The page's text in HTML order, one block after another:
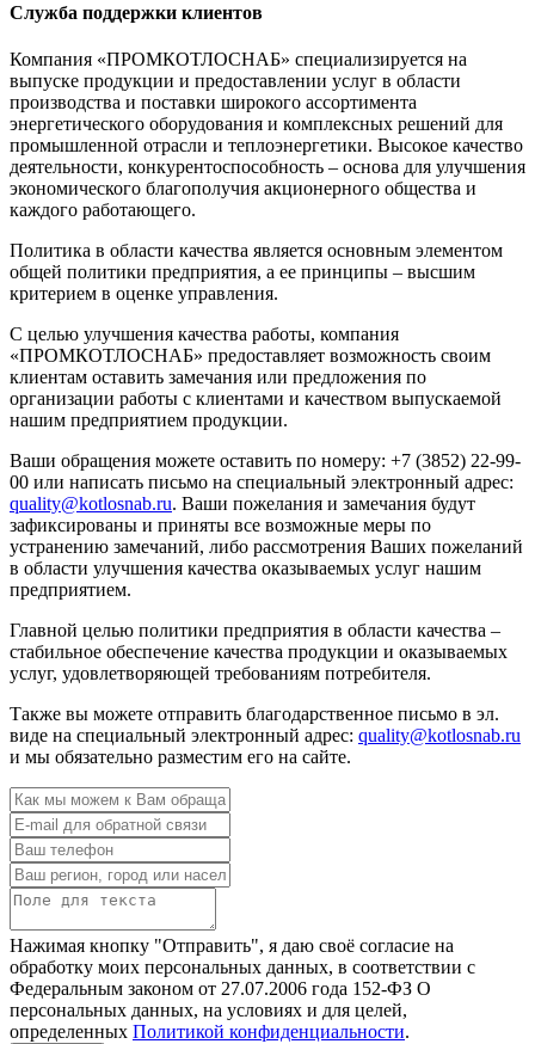
Служба поддержки клиентов
Компания «ПРОМКОТЛОСНАБ» специализируется на
выпуске продукции и предоставлении услуг в области
производства и поставки широкого ассортимента
энергетического оборудования и комплексных решений для
промышленной отрасли и теплоэнергетики. Высокое качество
деятельности, конкурентоспособность – основа для улучшения
экономического благополучия акционерного общества и
каждого работающего.
Политика в области качества является основным элементом
общей политики предприятия, а ее принципы – высшим
критерием в оценке управления.
С целью улучшения качества работы, компания
«ПРОМКОТЛОСНАБ» предоставляет возможность своим
клиентам оставить замечания или предложения по
организации работы с клиентами и качеством выпускаемой
нашим предприятием продукции.
Ваши обращения можете оставить по номеру: +7 (3852) 22-99-
00 или написать письмо на специальный электронный адрес:
quality@kotlosnab.ru. Ваши пожелания и замечания будут
зафиксированы и приняты все возможные меры по
устранению замечаний, либо рассмотрения Ваших пожеланий
в области улучшения качества оказываемых услуг нашим
предприятием.
Главной целью политики предприятия в области качества –
стабильное обеспечение качества продукции и оказываемых
услуг, удовлетворяющей требованиям потребителя.
Также вы можете отправить благодарственное письмо в эл.
виде на специальный электронный адрес: quality@kotlosnab.ru
и мы обязательно разместим его на сайте.
Нажимая кнопку "Отправить", я даю своё согласие на
обработку моих персональных данных, в соответствии с
Федеральным законом от 27.07.2006 года 152-ФЗ О
персональных данных, на условиях и для целей,
определенных Политикой конфиденциальности.